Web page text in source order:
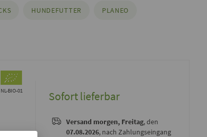
HUNDEFUTTER PLANEO
NL-BIO-01 Sofort lieferbar
Versand morgen, Freitag, den
07.08.2026, nach Zahlungseingang